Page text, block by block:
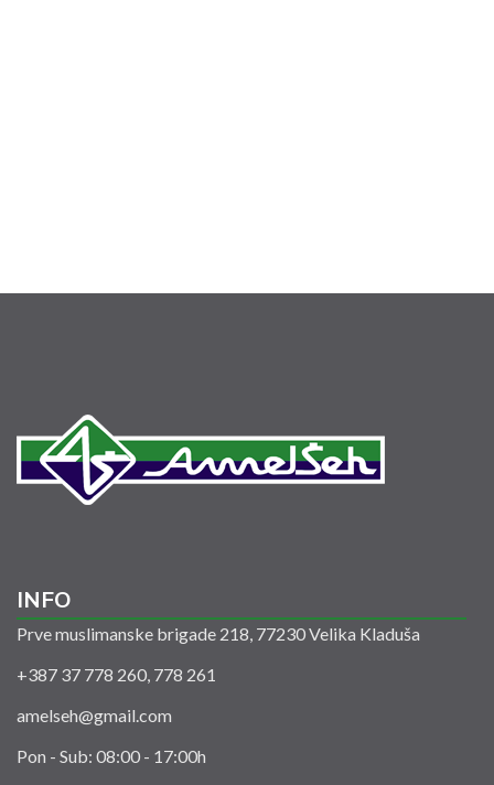
INFO
Prve muslimanske brigade 218, 77230 Velika Kladuša
+387 37 778 260, 778 261
amelseh@gmail.com
Pon - Sub: 08:00 - 17:00h